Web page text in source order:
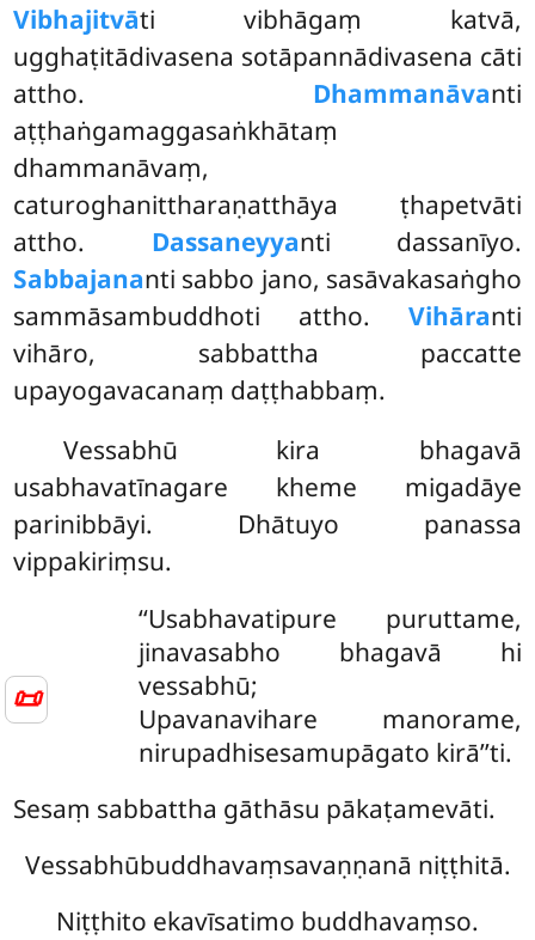
📜
Vibhajitvāti vibhāgaṃ katvā,
ugghaṭitādivasena sotāpannādivasena cāti
attho. Dhammanāvanti
aṭṭhaṅgamaggasaṅkhātaṃ
dhammanāvaṃ,
caturoghanittharaṇatthāya ṭhapetvāti
attho. Dassaneyyanti dassanīyo.
Sabbajananti sabbo jano, sasāvakasaṅgho
sammāsambuddhoti attho. Vihāranti
vihāro, sabbattha paccatte
upayogavacanaṃ daṭṭhabbaṃ.
Vessabhū kira bhagavā
usabhavatīnagare kheme migadāye
parinibbāyi. Dhātuyo panassa
vippakiriṃsu.
‘‘Usabhavatipure puruttame,
jinavasabho bhagavā hi
vessabhū;
Upavanavihare manorame,
nirupadhisesamupāgato kirā’’ti.
Sesaṃ sabbattha gāthāsu pākaṭamevāti.
Vessabhūbuddhavaṃsavaṇṇanā niṭṭhitā.
Niṭṭhito ekavīsatimo buddhavaṃso.